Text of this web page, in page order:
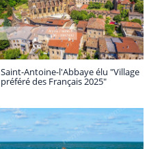
Saint-Antoine-l'Abbaye élu "Village
préféré des Français 2025"